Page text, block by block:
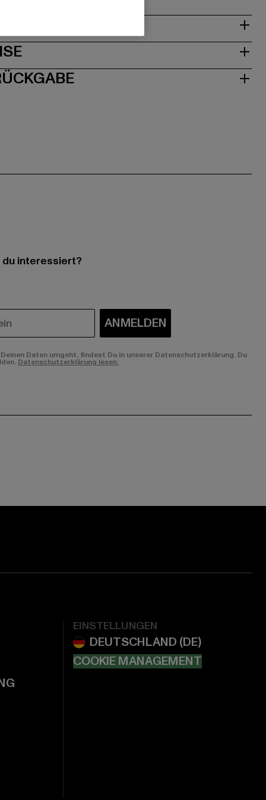
interessiert?
ANMELDEN
Daten umgeht, findest Du in unserer Datenschutzerklärung. Du
Datenschutzerklärung lesen.
EINSTELLUNGEN
COOKIE MANAGEMENT